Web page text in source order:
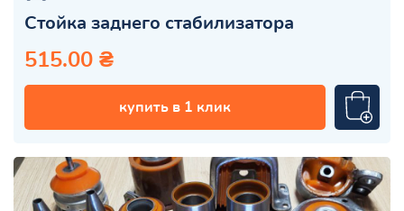
Стойка заднего стабилизатора
515.00 ₴
купить в 1 клик